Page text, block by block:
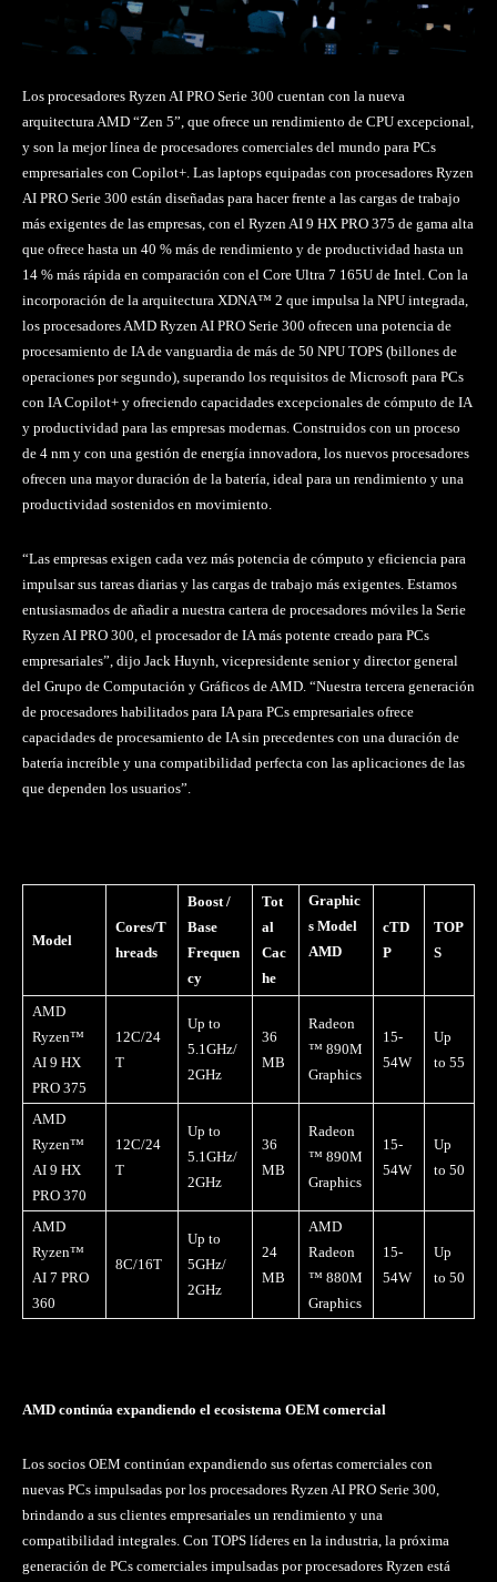
Los procesadores Ryzen AI PRO Serie 300 cuentan con la nueva
arquitectura AMD “Zen 5”, que ofrece un rendimiento de CPU excepcional,
y son la mejor línea de procesadores comerciales del mundo para PCs
empresariales con Copilot+. Las laptops equipadas con procesadores Ryzen
AI PRO Serie 300 están diseñadas para hacer frente a las cargas de trabajo
más exigentes de las empresas, con el Ryzen AI 9 HX PRO 375 de gama alta
que ofrece hasta un 40 % más de rendimiento y de productividad hasta un
14 % más rápida en comparación con el Core Ultra 7 165U de Intel. Con la
incorporación de la arquitectura XDNA™ 2 que impulsa la NPU integrada,
los procesadores AMD Ryzen AI PRO Serie 300 ofrecen una potencia de
procesamiento de IA de vanguardia de más de 50 NPU TOPS (billones de
operaciones por segundo), superando los requisitos de Microsoft para PCs
con IA Copilot+ y ofreciendo capacidades excepcionales de cómputo de IA
y productividad para las empresas modernas. Construidos con un proceso
de 4 nm y con una gestión de energía innovadora, los nuevos procesadores
ofrecen una mayor duración de la batería, ideal para un rendimiento y una
productividad sostenidos en movimiento.
“Las empresas exigen cada vez más potencia de cómputo y eficiencia para
impulsar sus tareas diarias y las cargas de trabajo más exigentes. Estamos
entusiasmados de añadir a nuestra cartera de procesadores móviles la Serie
Ryzen AI PRO 300, el procesador de IA más potente creado para PCs
empresariales”, dijo Jack Huynh, vicepresidente senior y director general
del Grupo de Computación y Gráficos de AMD. “Nuestra tercera generación
de procesadores habilitados para IA para PCs empresariales ofrece
capacidades de procesamiento de IA sin precedentes con una duración de
batería increíble y una compatibilidad perfecta con las aplicaciones de las
que dependen los usuarios”.
Model
Cores/T
hreads
Boost /
Base
Frequen
cy
Tot
al
Cac
he
Graphic
s Model
AMD
cTD
P
TOP
S
AMD
Ryzen™
AI 9 HX
PRO 375
12C/24
T
Up to
5.1GHz/
2GHz
36
MB
Radeon
™ 890M
Graphics
15-
54W
Up
to 55
AMD
Ryzen™
AI 9 HX
PRO 370
12C/24
T
Up to
5.1GHz/
2GHz
36
MB
Radeon
™ 890M
Graphics
15-
54W
Up
to 50
AMD
Ryzen™
AI 7 PRO
360
8C/16T
Up to
5GHz/
2GHz
24
MB
AMD
Radeon
™ 880M
Graphics
15-
54W
Up
to 50
AMD continúa expandiendo el ecosistema OEM comercial
Los socios OEM continúan expandiendo sus ofertas comerciales con
nuevas PCs impulsadas por los procesadores Ryzen AI PRO Serie 300,
brindando a sus clientes empresariales un rendimiento y una
compatibilidad integrales. Con TOPS líderes en la industria, la próxima
generación de PCs comerciales impulsadas por procesadores Ryzen está